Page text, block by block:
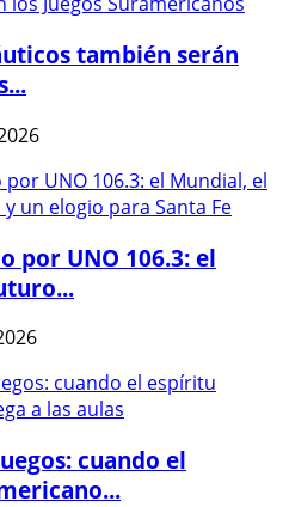
también serán
por UNO 106.3: el
cuando el